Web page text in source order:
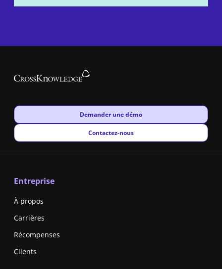
New window
Demander une démo
New window
Contactez-nous
Entreprise
À propos
Carrières
Récompenses
Clients